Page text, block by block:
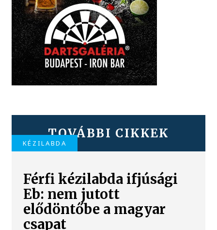
TOVÁBBI CIKKEK
KÉZILABDA
Férfi kézilabda ifjúsági
Eb: nem jutott
elődöntőbe a magyar
csapat